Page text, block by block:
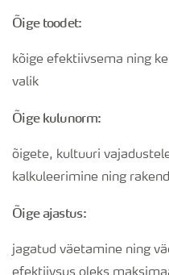
Õige toodet:
kõige efektiivsema ning
valik
Õige kulunorm:
õigete, kultuuri
kalkuleerimine ning
Õige ajastus:
jagatud väetamine ning